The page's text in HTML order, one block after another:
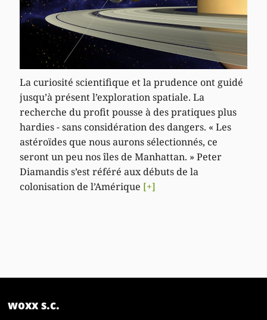
La curiosité scientifique et la prudence ont guidé
jusqu’à présent l’exploration spatiale. La
recherche du profit pousse à des pratiques plus
hardies - sans considération des dangers. « Les
astéroïdes que nous aurons sélectionnés, ce
seront un peu nos îles de Manhattan. » Peter
Diamandis s’est référé aux débuts de la
colonisation de l’Amérique [+]
woxx s.c.